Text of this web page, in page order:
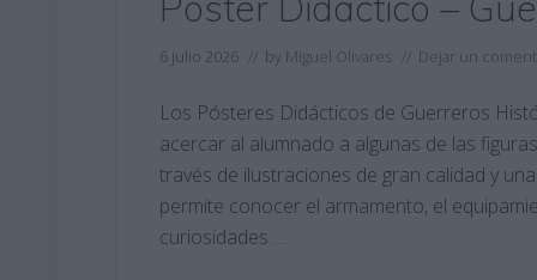
6 julio 2026 // by Miguel Olivares // Dejar un
Los Pósteres Didácticos de Guerreros
acercar al alumnado a algunas de las
través de ilustraciones de gran calidad y
permite conocer el armamento, el
curiosidades …